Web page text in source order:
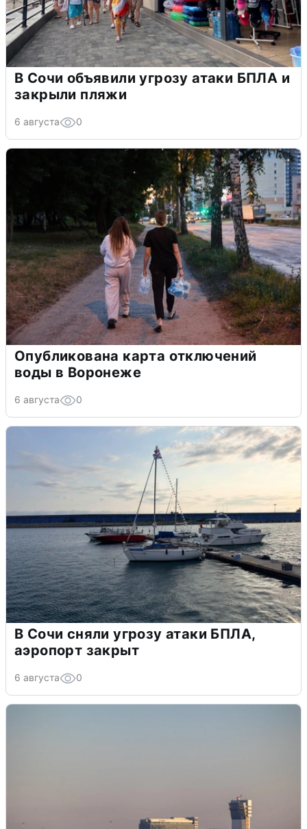
В Сочи объявили угрозу атаки БПЛА и
закрыли пляжи
6 августа 0
Опубликована карта отключений
воды в Воронеже
6 августа 0
В Сочи сняли угрозу атаки БПЛА,
аэропорт закрыт
6 августа 0